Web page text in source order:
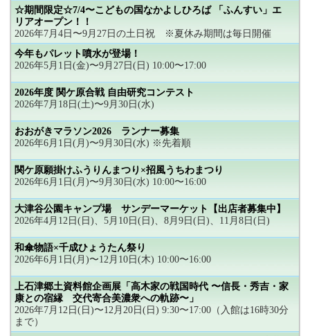
☆期間限定☆7/4〜こどもの国なかよしひろば 「ふんすい」エ
リアオープン！！
2026年7月4日〜9月27日の土日祝 ※夏休み期間は毎日開催
今年もパレット噴水が登場！
2026年5月1日(金)〜9月27日(日) 10:00〜17:00
2026年度 関ケ原合戦 自由研究コンテスト
2026年7月18日(土)〜9月30日(水)
おおがきマラソン2026 ランナー募集
2026年6月1日(月)〜9月30日(水) ※先着順
関ケ原願掛けふうりんまつり×招風うちわまつり
2026年6月1日(月)〜9月30日(水) 10:00〜16:00
大津谷公園キャンプ場 サンデーマーケット【出店者募集中】
2026年4月12日(日)、5月10日(日)、8月9日(日)、11月8日(日)
和傘物語×千成ひょうたん祭り
2026年6月1日(月)〜12月10日(木) 10:00〜16:00
上石津郷土資料館企画展「高木家の戦国時代 〜信長・秀吉・家
康との宿縁 交代寄合美濃衆への軌跡〜」
2026年7月12日(日)〜12月20日(日) 9:30〜17:00（入館は16時30分
まで）